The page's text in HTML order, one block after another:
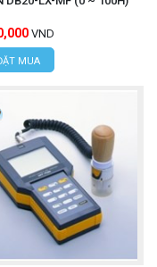
VND
MUA